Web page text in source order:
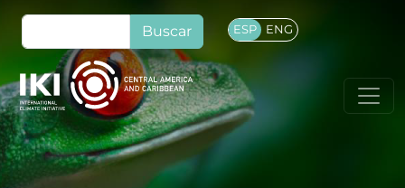
Pasar al contenido principal
Buscar ESP ENG